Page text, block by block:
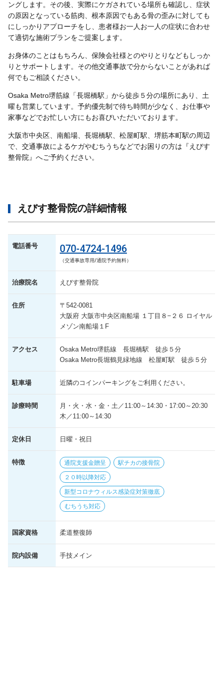
ングします。その後、実際にケガされている場所も確認し、症状
の原因となっている筋肉、根本原因でもある骨の歪みに対しても
にしっかりアプローチをし、患者様お一人お一人の症状に合わせ
て適切な施術プランをご提案します。
お身体のことはもちろん、保険会社様とのやりとりなどもしっか
りとサポートします。その他交通事故で分からないことがあれば
何でもご相談ください。
Osaka Metro堺筋線「長堀橋駅」から徒歩５分の場所にあり、土
曜も営業しています。予約優先制で待ち時間が少なく、お仕事や
家事などでお忙しい方にもお喜びいただいております。
大阪市中央区、南船場、長堀橋駅、松屋町駅、堺筋本町駅の周辺
で、交通事故によるケガやむちうちなどでお困りの方は『えびす
整骨院』へご予約ください。
えびす整骨院の詳細情報
電話番号 070-4724-1496
（交通事故専用/通院予約無料）
治療院名 えびす整骨院
住所
〒542-0081
大阪府 大阪市中央区南船場 １丁目８−２６ ロイヤル
メゾン南船場１F
アクセス
Osaka Metro堺筋線 長堀橋駅 徒歩５分
Osaka Metro長堀鶴見緑地線 松屋町駅 徒歩５分
駐車場 近隣のコインパーキングをご利用ください。
診療時間
月・火・水・金・土／11:00～14:30・17:00～20:30
木／11:00～14:30
定休日 日曜・祝日
特徴 通院支援金贈呈 駅チカの接骨院
２０時以降対応
新型コロナウィルス感染症対策徹底
むちうち対応
国家資格 柔道整復師
院内設備 手技メイン